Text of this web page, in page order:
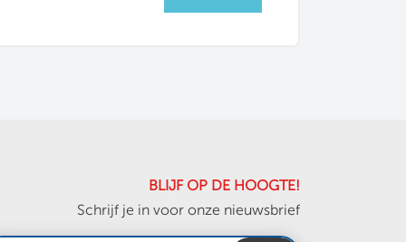
BLIJF OP DE HOOGTE!
Schrijf je in voor onze nieuwsbrief